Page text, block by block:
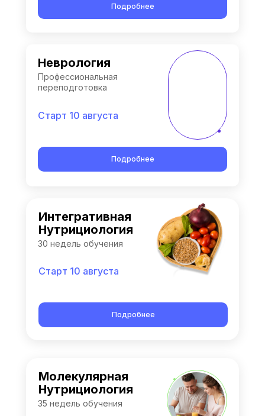
Интегративная
Нутрициология
Старт 10 августа
Подробнее
30 недель обучения
Подробнее
Неврология
Старт 10 августа
Подробнее
Профессиональная
переподготовка
Молекулярная
Нутрициология
35 недель обучения